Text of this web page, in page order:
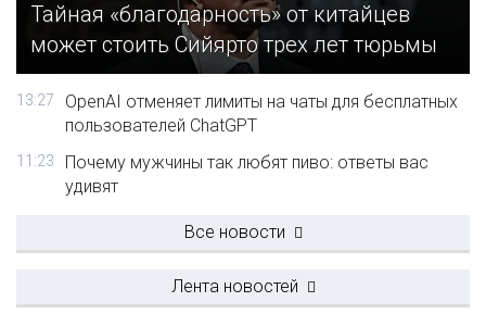
Тайная «благодарность» от китайцев
может стоить Сийярто трех лет тюрьмы
13:27
OpenAI отменяет лимиты на чаты для бесплатных
пользователей ChatGPT
11:23
Почему мужчины так любят пиво: ответы вас
удивят
Все новости
Лента новостей